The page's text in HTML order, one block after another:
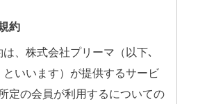
約
は、株式会社プリーマ（以下､
といいます）が提供するサービ
定の会員が利用するについての